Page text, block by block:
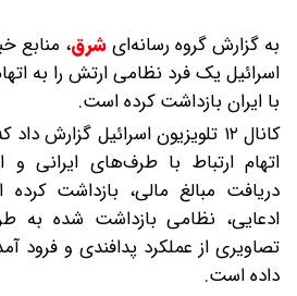
به گزارش گروه رسانه‌ایشرق، منابع
اسرائیل یک فرد نظامی ارتش را به
با ایران بازداشت کرده است.
کانال ۱۲ تلویزیون اسرائیل
اتهام ارتباط با طرف‌های ایرانی و
دریافت مبالغ مالی، بازداشت
ادعایی، نظامی بازداشت شده به
تصاویری از عملکرد پدافندی و فرود
داده است.